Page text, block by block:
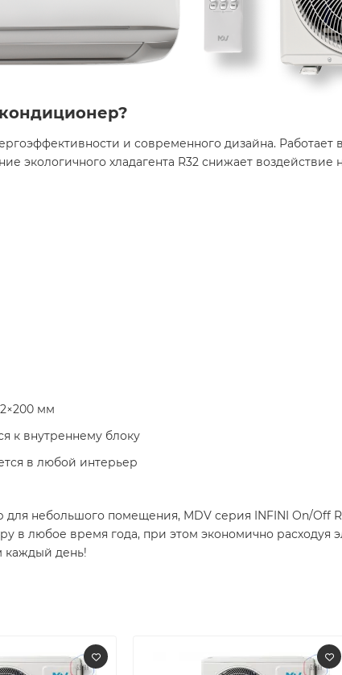
и современного дизайна.
экологичного хладагента R32 снижает
мм
к внутреннему блоку
в любой интерьер
небольшого помещения, MDV серия INFINI On/Off
в любое время года, при этом экономично расходуя
каждый день!​